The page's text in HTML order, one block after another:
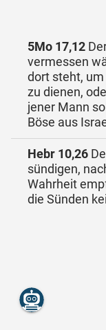
5Mo 17,12
vermessen
dort steht, um
zu dienen,
jener Mann
Böse aus
Hebr 10,26
sündigen,
Wahrheit
die Sünden